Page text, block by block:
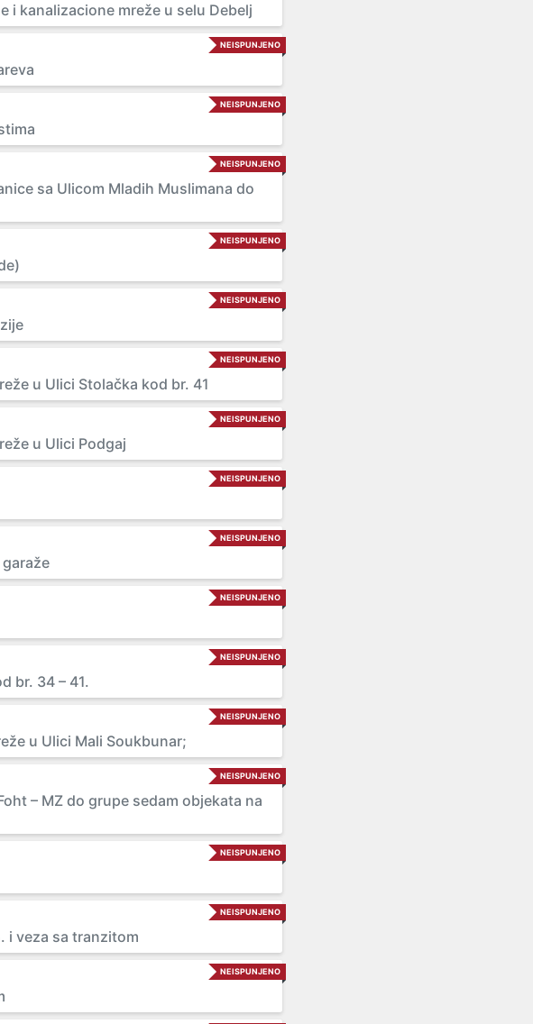
kanalizacione mreže u selu Debelj
NEISPUNJENO
NEISPUNJENO
NEISPUNJENO
sa Ulicom Mladih Muslimana do
NEISPUNJENO
NEISPUNJENO
NEISPUNJENO
u Ulici Stolačka kod br. 41
NEISPUNJENO
u Ulici Podgaj
NEISPUNJENO
NEISPUNJENO
NEISPUNJENO
NEISPUNJENO
br. 34 – 41.
NEISPUNJENO
u Ulici Mali Soukbunar;
NEISPUNJENO
– MZ do grupe sedam objekata na
NEISPUNJENO
NEISPUNJENO
i veza sa tranzitom
NEISPUNJENO